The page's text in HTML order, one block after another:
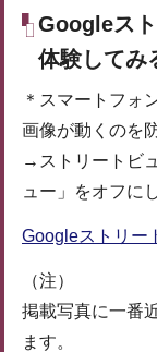
Googleス
体験してみ
＊スマートフォ
画像が動くのを
→ストリートビ
ュー」をオフに
Googleストリー
（注）
掲載写真に一番
ます。